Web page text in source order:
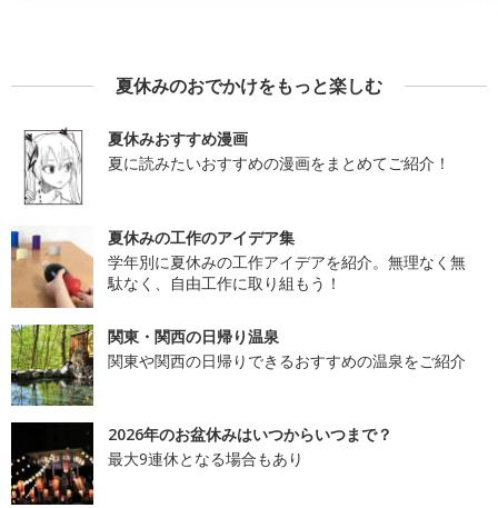
夏休みのおでかけをもっと楽しむ
夏休みおすすめ漫画
夏に読みたいおすすめの漫画をまとめてご紹介！
夏休みの工作のアイデア集
学年別に夏休みの工作アイデアを紹介。無理なく無
駄なく、自由工作に取り組もう！
関東・関西の日帰り温泉
関東や関西の日帰りできるおすすめの温泉をご紹介
2026年のお盆休みはいつからいつまで？
最大9連休となる場合もあり